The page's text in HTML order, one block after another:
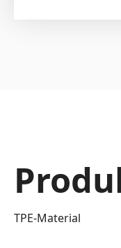
TPE-Material